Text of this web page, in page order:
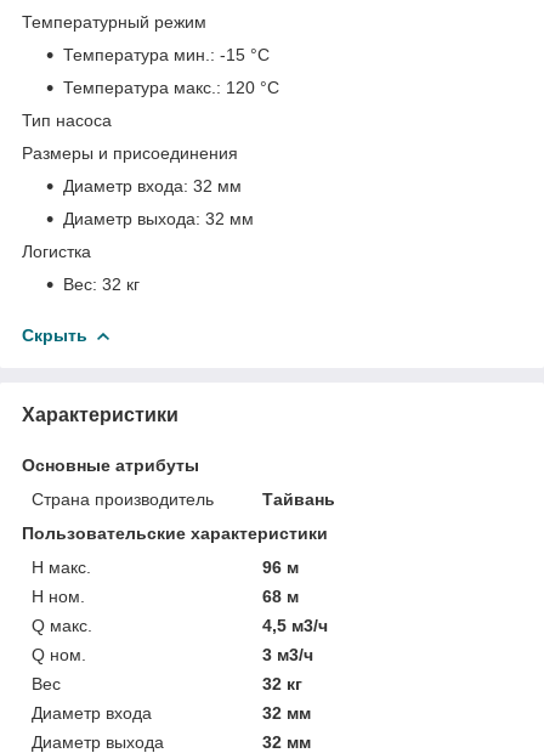
Температурный режим
Температура мин.: -15 °С
Температура макс.: 120 °С
Тип насоса
Размеры и присоединения
Диаметр входа: 32 мм
Диаметр выхода: 32 мм
Логистка
Вес: 32 кг
Скрыть
Характеристики
Основные атрибуты
Страна производитель
Тайвань
Пользовательские характеристики
H макс.
96 м
H ном.
68 м
Q макс.
4,5 м3/ч
Q ном.
3 м3/ч
Вес
32 кг
Диаметр входа
32 мм
Диаметр выхода
32 мм